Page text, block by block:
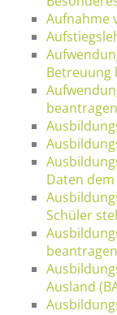
Aufnahme
Betreuung
beantragen
Daten
Schüler
beantragen
Ausland